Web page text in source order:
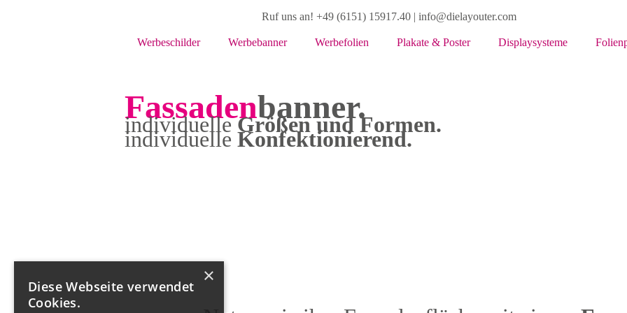
Ruf uns an! +49 (6151) 15917.40 | info@dielayouter.com
Werbeschilder Werbebanner Werbefolien Plakate & Poster Displaysysteme
Fassadenbanner.
individuelleGrößen und Formen.
individuelle Konfektionierend.
×
Diese Webseite verwendet
Cookies.